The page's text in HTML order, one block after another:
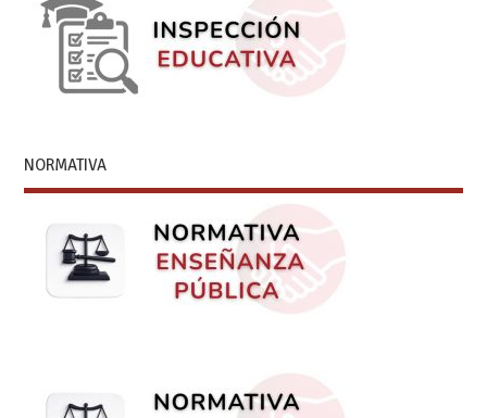
NORMATIVA